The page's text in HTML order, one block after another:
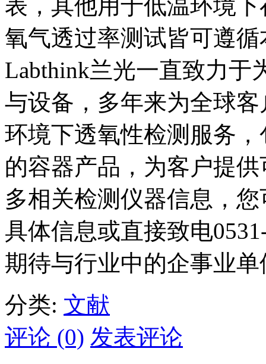
表，其他用于低温环境
氧气透过率测试皆可遵
Labthink兰光一直致力于
与设备，多年来为全球
环境下透氧性检测服务
的容器产品，为客户提
多相关检测仪器信息，
具体信息或直接致电
期待与行业中的企事业
分类: 文献
评论 (0) 发表评论